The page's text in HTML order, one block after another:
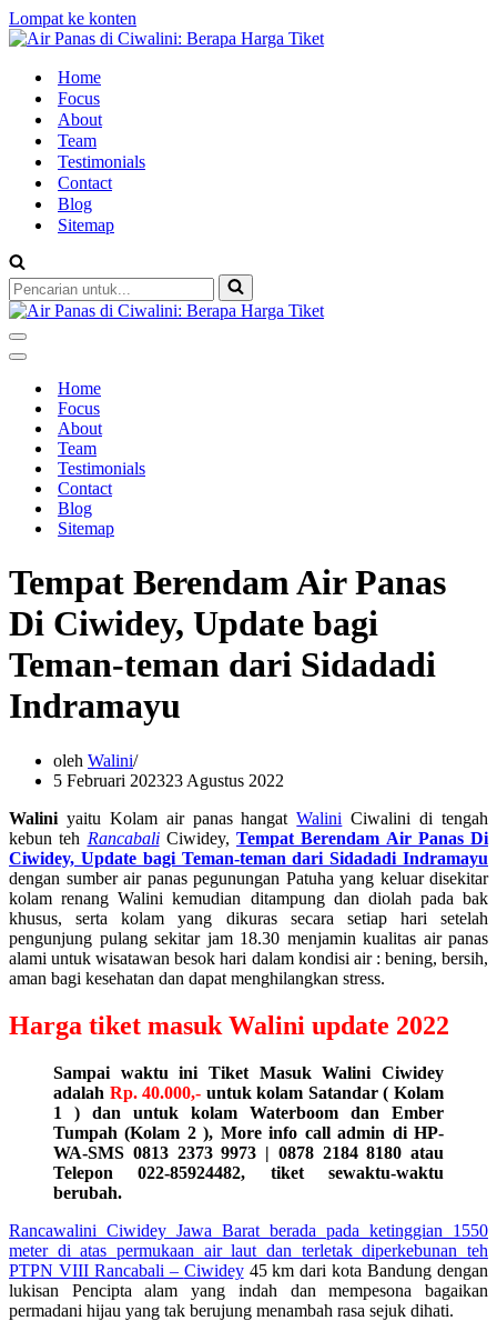
Lompat ke konten
Home
Focus
About
Team
Testimonials
Contact
Blog
Sitemap
Pencarian
untuk...
Menu
Navigasi
Menu
NavigasiHome
Focus
About
Team
Testimonials
Contact
Blog
Sitemap
Tempat Berendam Air Panas
Di Ciwidey, Update bagi
Teman-teman dari Sidadadi
Indramayu
oleh Walini
5 Februari 202323 Agustus 2022
Walini yaitu Kolam air panas hangatWalini Ciwalini di tengah
kebun teh RancabaliCiwidey, Tempat Berendam Air Panas Di
Ciwidey, Update bagi Teman-teman dari Sidadadi Indramayu
dengan sumber air panas pegunungan Patuha yang keluar disekitar
kolam renang Walini kemudian ditampung dan diolah pada bak
khusus, serta kolam yang dikuras secara setiap hari setelah
pengunjung pulang sekitar jam 18.30 menjamin kualitas air panas
alami untuk wisatawan besok hari dalam kondisi air : bening, bersih,
aman bagi kesehatan dan dapat menghilangkan stress.
Harga tiket masuk Walini update 2022
Sampai waktu ini Tiket Masuk Walini Ciwidey
adalah Rp. 40.000,- untuk kolam Satandar ( Kolam
1 ) dan untuk kolam Waterboom dan Ember
Tumpah (Kolam 2 ), More info call admin di HP-
WA-SMS 0813 2373 9973 | 0878 2184 8180 atau
Telepon 022-85924482, tiket sewaktu-waktu
berubah.
Rancawalini Ciwidey Jawa Barat berada pada ketinggian 1550
meter di atas permukaan air laut dan terletak diperkebunan teh
PTPN VIII Rancabali – Ciwidey45 km dari kota Bandung dengan
lukisan Pencipta alam yang indah dan mempesona bagaikan
permadani hijau yang tak berujung menambah rasa sejuk dihati.